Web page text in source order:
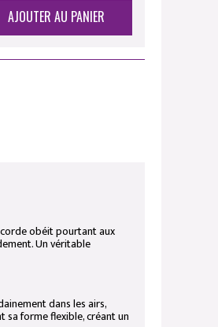
AJOUTER AU PANIER
obéit pourtant aux
Un véritable
dans les airs,
sa forme flexible, créant un